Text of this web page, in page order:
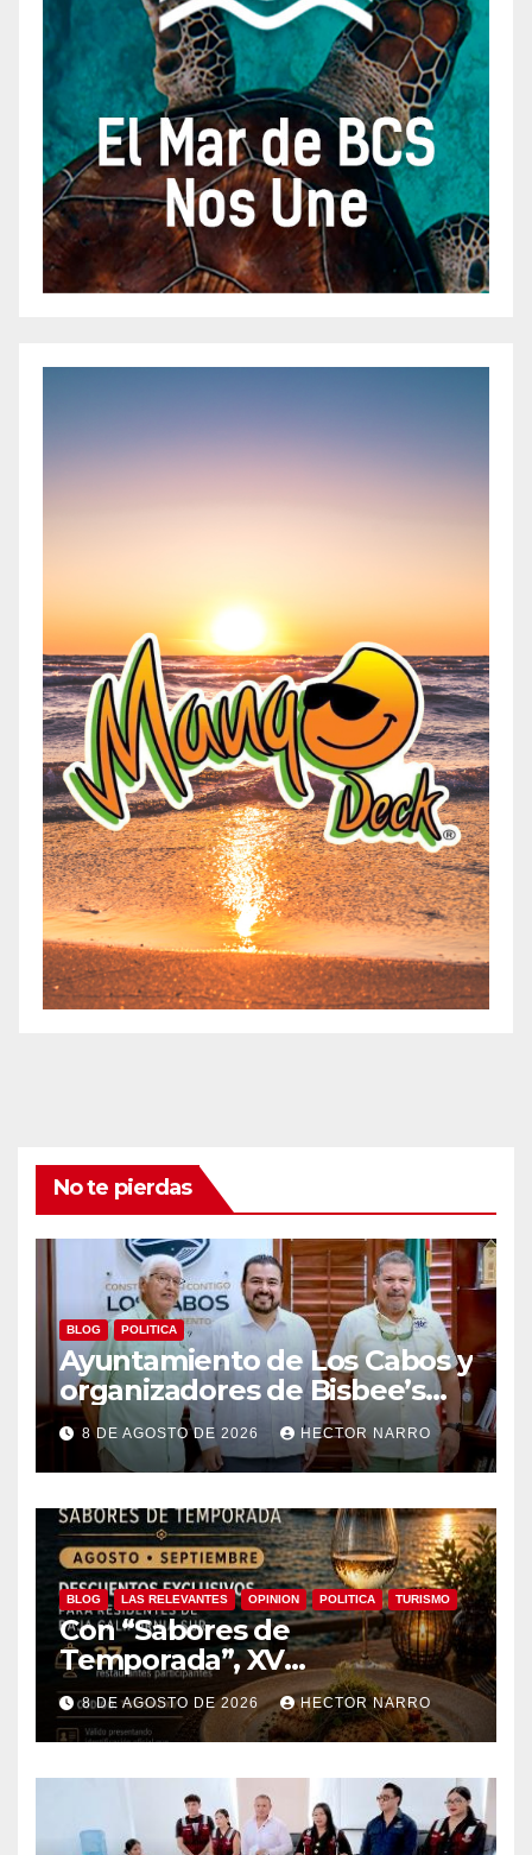
No te pierdas
BLOG POLITICA
Ayuntamiento de Los Cabos y
organizadores de Bisbee’s
coordinan acciones para
edición 2026
8 DE AGOSTO DE 2026 HECTOR NARRO
BLOG LAS RELEVANTES OPINION POLITICA TURISMO
Con “Sabores de
Temporada”, XV
Ayuntamiento de Los Cabos y
Canirac impulsan consumo
local con beneficios para
residentes de BCS
8 DE AGOSTO DE 2026 HECTOR NARRO